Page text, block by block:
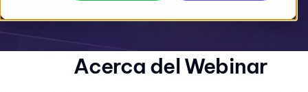
Acerca del Webinar